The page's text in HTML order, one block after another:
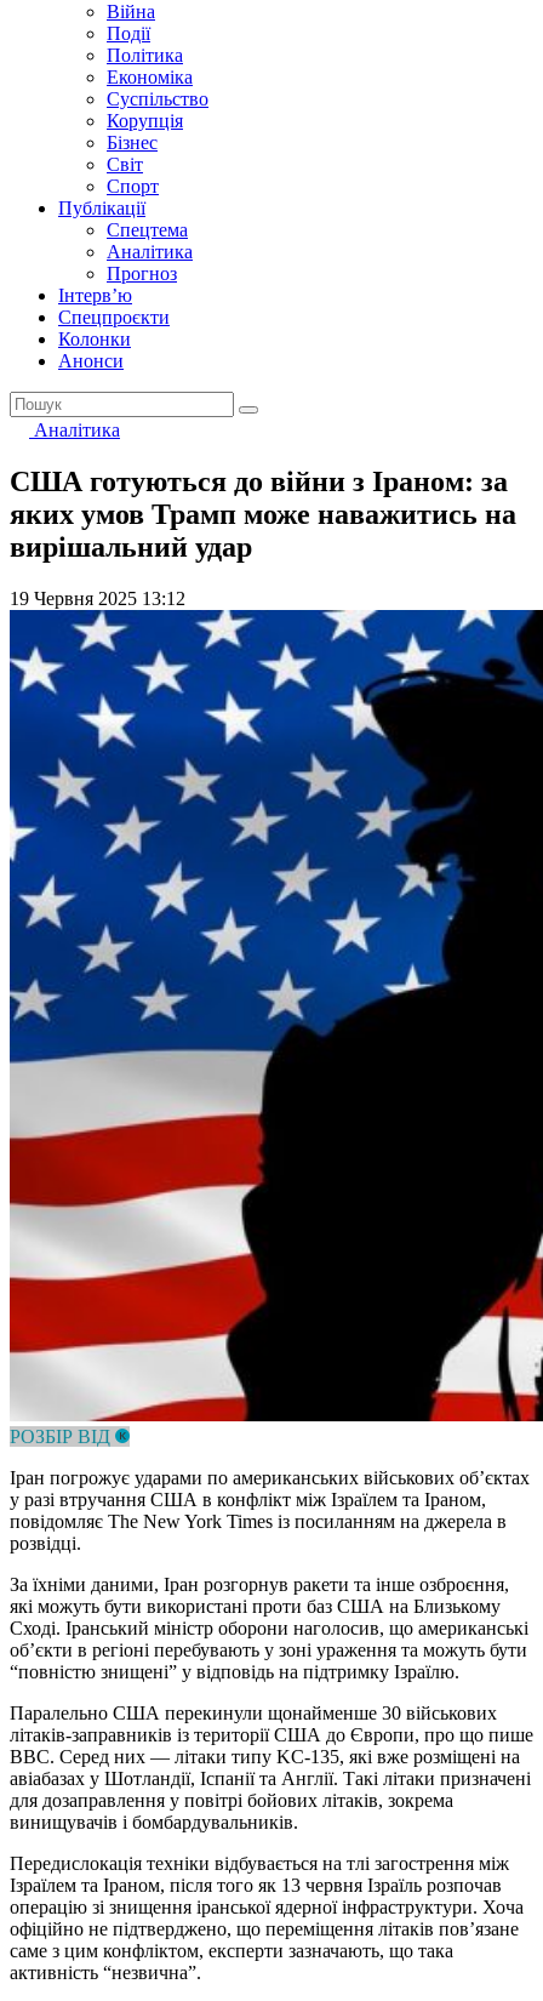
Війна
Події
Політика
Економіка
Суспільство
Корупція
Бізнес
Світ
Спорт
Публікації
Спецтема
Аналітика
Прогноз
Інтерв’ю
Спецпроєкти
Колонки
Анонси
Аналітика
США готуються до війни з Іраном: за
яких умов Трамп може наважитись на
вирішальний удар
19 Червня 2025 13:12
РОЗБІР ВІД
Іран погрожує ударами по американських військових об’єктах
у разі втручання США в конфлікт між Ізраїлем та Іраном,
повідомляє The New York Times із посиланням на джерела в
розвідці.
За їхніми даними, Іран розгорнув ракети та інше озброєння,
які можуть бути використані проти баз США на Близькому
Сході. Іранський міністр оборони наголосив, що американські
об’єкти в регіоні перебувають у зоні ураження та можуть бути
“повністю знищені” у відповідь на підтримку Ізраїлю.
Паралельно США перекинули щонайменше 30 військових
літаків-заправників із території США до Європи, про що пише
BBC. Серед них — літаки типу KC-135, які вже розміщені на
авіабазах у Шотландії, Іспанії та Англії. Такі літаки призначені
для дозаправлення у повітрі бойових літаків, зокрема
винищувачів і бомбардувальників.
Передислокація техніки відбувається на тлі загострення між
Ізраїлем та Іраном, після того як 13 червня Ізраїль розпочав
операцію зі знищення іранської ядерної інфраструктури. Хоча
офіційно не підтверджено, що переміщення літаків пов’язане
саме з цим конфліктом, експерти зазначають, що така
активність “незвична”.